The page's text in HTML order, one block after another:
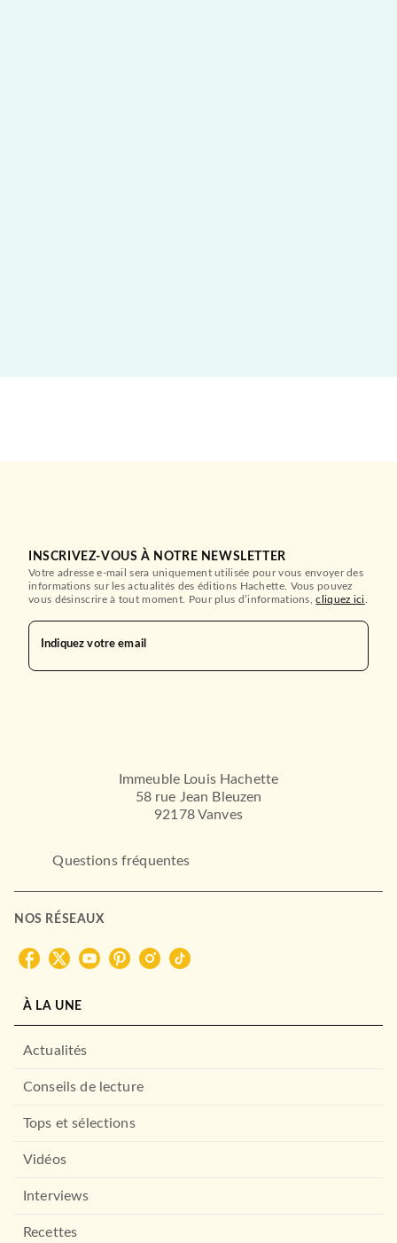
INSCRIVEZ-VOUS À NOTRE NEWSLETTER
Votre adresse e-mail sera uniquement utilisée pour vous envoyer des
informations sur les actualités des éditions Hachette. Vous pouvez
vous désinscrire à tout moment. Pour plus d’informations,cliquez ici
Indiquez votre email
Immeuble Louis Hachette
58 rue Jean Bleuzen
92178 Vanves
Questions fréquentes
NOS RÉSEAUX
À LA UNE
Actualités
Conseils de lecture
Tops et sélections
Vidéos
Interviews
Recettes